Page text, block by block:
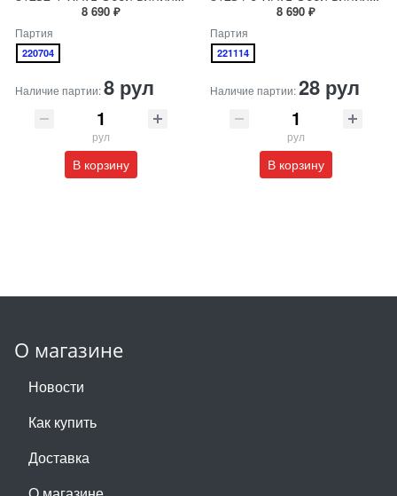
8 690 ₽
Партия
220704
Наличие партии:8 рул
рул
В корзину
8 690 ₽
Партия
221114
Наличие партии: 28 рул
рул
В корзину
О магазине
Новости
Как купить
Доставка
О магазине